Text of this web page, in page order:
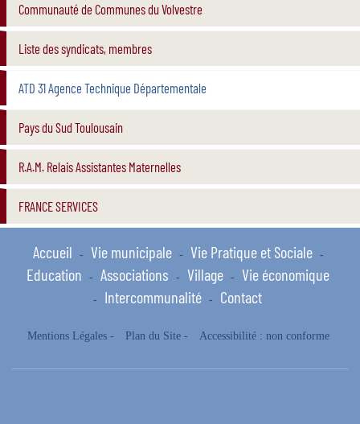
Communauté de Communes du Volvestre
Liste des syndicats, membres
ATD 31 Agence Technique Départementale
Pays du Sud Toulousain
R.A.M. Relais Assistantes Maternelles
FRANCE SERVICES
Accueil - Vie municipale - Vie Pratique et Sociale -
Education - Associations - Village - Vie économique
- Intercommunalité - Contact
Mentions Légales- Plan du Site- Accessibilité : non conforme